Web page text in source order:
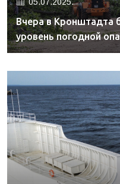
Вчера в Кронштадта
уровень погодной